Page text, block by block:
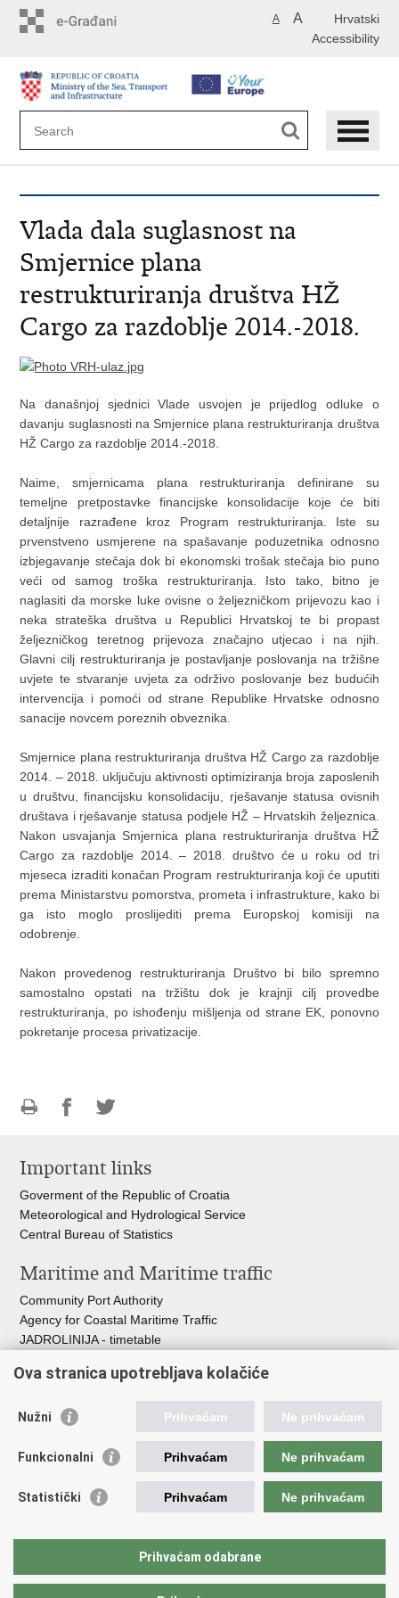
Hrvatski
A A
Accessibility
Vlada dala suglasnost na
Smjernice plana
restrukturiranja društva HŽ
Cargo za razdoblje 2014.-2018.
Na današnjoj sjednici Vlade usvojen je prijedlog odluke o
davanju suglasnosti na Smjernice plana restrukturiranja društva
HŽ Cargo za razdoblje 2014.-2018.
Naime, smjernicama plana restrukturiranja definirane su
temeljne pretpostavke financijske konsolidacije koje će biti
detaljnije razrađene kroz Program restrukturiranja. Iste su
prvenstveno usmjerene na spašavanje poduzetnika odnosno
izbjegavanje stečaja dok bi ekonomski trošak stečaja bio puno
veći od samog troška restrukturiranja. Isto tako, bitno je
naglasiti da morske luke ovisne o željezničkom prijevozu kao i
neka strateška društva u Republici Hrvatskoj te bi propast
željezničkog teretnog prijevoza značajno utjecao i na njih.
Glavni cilj restrukturiranja je postavljanje poslovanja na tržišne
uvjete te stvaranje uvjeta za održivo poslovanje bez budućih
intervencija i pomoći od strane Republike Hrvatske odnosno
sanacije novcem poreznih obveznika.
Smjernice plana restrukturiranja društva HŽ Cargo za razdoblje
2014. – 2018. uključuju aktivnosti optimiziranja broja zaposlenih
u društvu, financijsku konsolidaciju, rješavanje statusa ovisnih
društava i rješavanje statusa podjele HŽ – Hrvatskih željeznica.
Nakon usvajanja Smjernica plana restrukturiranja društva HŽ
Cargo za razdoblje 2014. – 2018. društvo će u roku od tri
mjeseca izraditi konačan Program restrukturiranja koji će uputiti
prema Ministarstvu pomorstva, prometa i infrastrukture, kako bi
ga isto moglo proslijediti prema Europskoj komisiji na
odobrenje.
Nakon provedenog restrukturiranja Društvo bi bilo spremno
samostalno opstati na tržištu dok je krajnji cilj provedbe
restrukturiranja, po ishođenju mišljenja od strane EK, ponovno
pokretanje procesa privatizacije.
page
FacebookTwitteru
Important links
Goverment of the Republic of Croatia
Meteorological and Hydrological Service
Central Bureau of Statistics
Maritime and Maritime traffic
Community Port Authority
Agency for Coastal Maritime Traffic
JADROLINIJA - timetable
Croatian Motorways
Bus station Zagreb
Craotian Railways Passenger Transport
Zagreb International Airport - Franjo Tuđman
Ova stranica upotrebljava kolačiće
Nužni Prihvaćam Ne prihvaćam
Funkcionalni Prihvaćam Ne prihvaćam
Statistički Prihvaćam Ne prihvaćam
Prihvaćam odabrane